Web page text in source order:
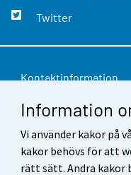
Information
Vi använder kakor på
kakor behövs för att
rätt sätt. Andra kakor
Twitter
Kontaktinformation
Respons
Användarvillkor
Dataskydd